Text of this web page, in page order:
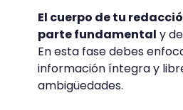
El cuerpo de tu
parte fundamental y
En esta fase debes
información íntegra y
ambigüedades.